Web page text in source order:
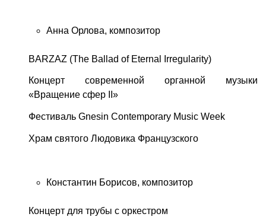
Анна Орлова, композитор
BARZAZ (The Ballad of Eternal Irregularity)
Концерт современной органной музыки
«Вращение сфер II»
Фестиваль Gnesin Contemporary Music Week
Храм святого Людовика Французского
Константин Борисов, композитор
Концерт для трубы с оркестром